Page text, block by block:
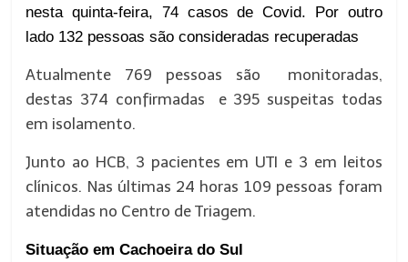
nesta quinta-feira, 74 casos de Covid. Por outro
lado 132 pessoas são consideradas recuperadas
Atualmente 769 pessoas são monitoradas,
destas 374 confirmadas e 395 suspeitas todas
em isolamento.
Junto ao HCB, 3 pacientes em UTI e 3 em leitos
clínicos. Nas últimas 24 horas 109 pessoas foram
atendidas no Centro de Triagem.
Situação em Cachoeira do Sul